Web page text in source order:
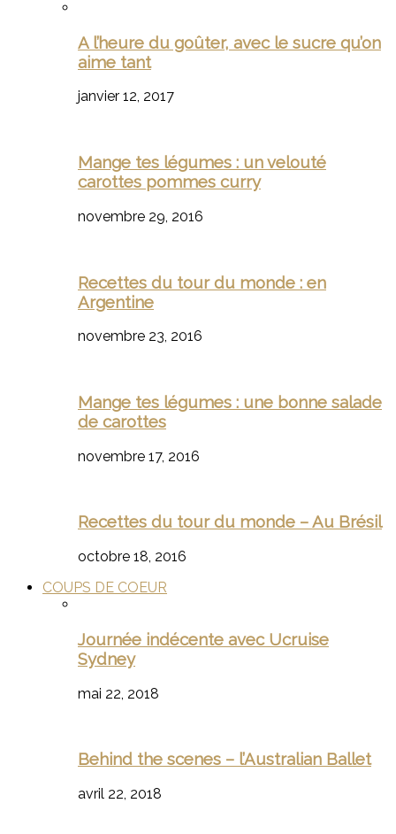
A l’heure du goûter, avec le sucre qu’on
aime tant
janvier 12, 2017
Mange tes légumes : un velouté
carottes pommes curry
novembre 29, 2016
Recettes du tour du monde : en
Argentine
novembre 23, 2016
Mange tes légumes : une bonne salade
de carottes
novembre 17, 2016
Recettes du tour du monde – Au Brésil
octobre 18, 2016
COUPS DE COEUR
Journée indécente avec Ucruise
Sydney
mai 22, 2018
Behind the scenes – l’Australian Ballet
avril 22, 2018